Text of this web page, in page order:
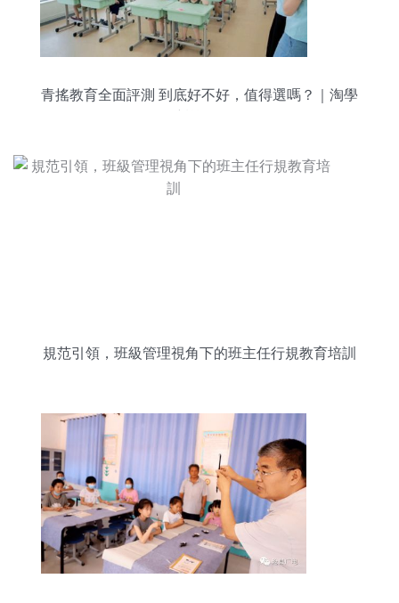
青搖教育全面評測 到底好不好，值得選嗎？｜淘學
規范引領，班級管理視角下的班主任行規教育培訓